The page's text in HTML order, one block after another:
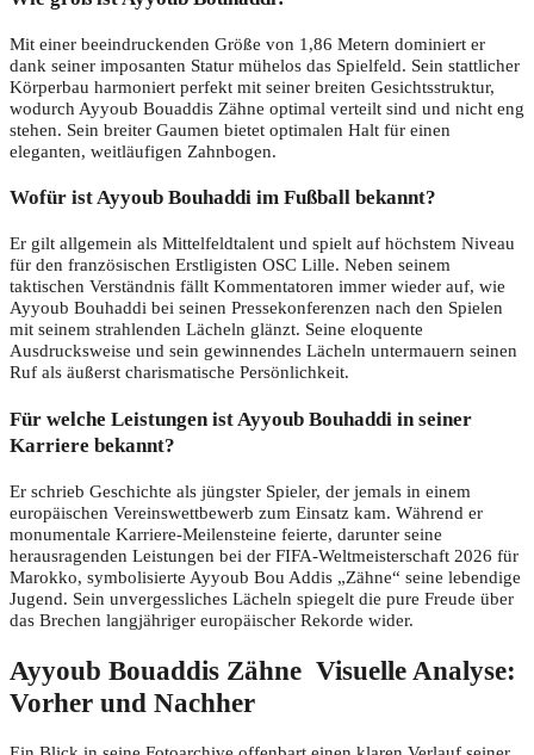
Mit einer beeindruckenden Größe von 1,86 Metern dominiert er
dank seiner imposanten Statur mühelos das Spielfeld. Sein stattlicher
Körperbau harmoniert perfekt mit seiner breiten Gesichtsstruktur,
wodurch Ayyoub Bouaddis Zähne optimal verteilt sind und nicht eng
stehen. Sein breiter Gaumen bietet optimalen Halt für einen
eleganten, weitläufigen Zahnbogen.
Wofür ist Ayyoub Bouhaddi im Fußball bekannt?
Er gilt allgemein als Mittelfeldtalent und spielt auf höchstem Niveau
für den französischen Erstligisten OSC Lille. Neben seinem
taktischen Verständnis fällt Kommentatoren immer wieder auf, wie
Ayyoub Bouhaddi bei seinen Pressekonferenzen nach den Spielen
mit seinem strahlenden Lächeln glänzt. Seine eloquente
Ausdrucksweise und sein gewinnendes Lächeln untermauern seinen
Ruf als äußerst charismatische Persönlichkeit.
Für welche Leistungen ist Ayyoub Bouhaddi in seiner
Karriere bekannt?
Er schrieb Geschichte als jüngster Spieler, der jemals in einem
europäischen Vereinswettbewerb zum Einsatz kam. Während er
monumentale Karriere-Meilensteine ​​feierte, darunter seine
herausragenden Leistungen bei der FIFA-Weltmeisterschaft 2026 für
Marokko, symbolisierte Ayyoub Bou Addis „Zähne“ seine lebendige
Jugend. Sein unvergessliches Lächeln spiegelt die pure Freude über
das Brechen langjähriger europäischer Rekorde wider.
Ayyoub Bouaddis Zähne Visuelle Analyse:
Vorher und Nachher